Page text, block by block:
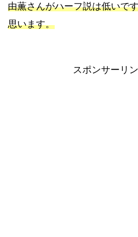
由薫さんがハーフ説は低いで
思います。
スポンサーリ